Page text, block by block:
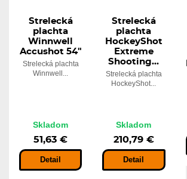
Strelecká
plachta
Winnwell
Accushot 54"
Strelecká plachta
Winnwell...
Skladom
51,63 €
Detail
Strelecká
plachta
HockeyShot
Extreme
Shooting...
Strelecká plachta
HockeyShot...
Skladom
210,79 €
Detail